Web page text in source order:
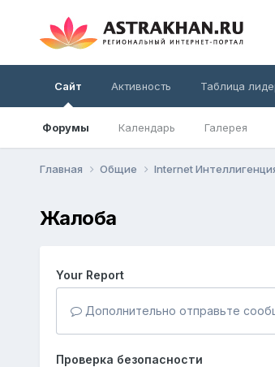
Сайт
Форумы Календарь Галерея
Активность Таблица
Главная Общие Internet
Жалоба
Your Report
Дополнительно отправьте
Проверка безопасности